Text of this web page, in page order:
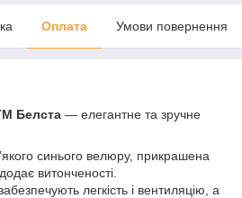
Оплата Умови повернення
Белста — елегантне та зручне
синього велюру, прикрашена
витонченості.
легкість і вентиляцію, а